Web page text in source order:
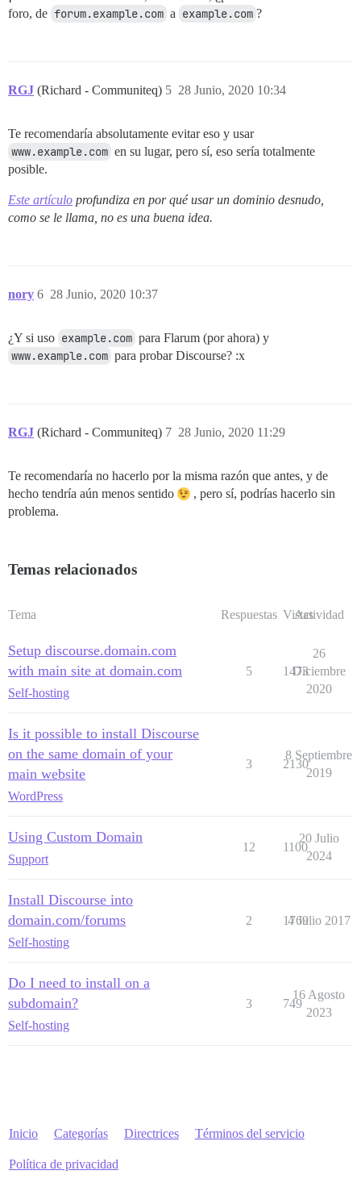
foro, de forum.example.com a example.com ?
RGJ (Richard - Communiteq) 28 Junio, 2020 10:34
5
Te recomendaría absolutamente evitar eso y usar
www.example.com en su lugar, pero sí, eso sería totalmente
posible.
Este artículo profundiza en por qué usar un dominio desnudo,
como se le llama, no es una buena idea.
nory 28 Junio, 2020 10:37
6
¿Y si uso example.com para Flarum (por ahora) y
www.example.com para probar Discourse? :x
RGJ (Richard - Communiteq) 28 Junio, 2020 11:29
7
Te recomendaría no hacerlo por la misma razón que antes, y de
hecho tendría aún menos sentido
, pero sí, podrías hacerlo sin
problema.
Temas relacionados
Tema Respuestas Vistas
Actividad
Setup discourse.domain.com
with main site at domain.com
Self-hosting
5 1473
26
Diciembre
2020
Is it possible to install Discourse
on the same domain of your
main website
WordPress
3 2130
8 Septiembre
2019
Using Custom Domain
Support
12 1100
20 Julio
2024
Install Discourse into
domain.com/forums
Self-hosting
2 1769
4 Julio 2017
Do I need to install on a
subdomain?
Self-hosting
3 749
16 Agosto
2023
Inicio Categorías Directrices Términos del servicio
Política de privacidad